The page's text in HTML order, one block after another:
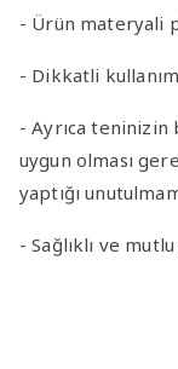
- Ürün materyali
- Dikkatli
- Ayrıca
uygun olması
yaptığı
- Sağlıklı ve